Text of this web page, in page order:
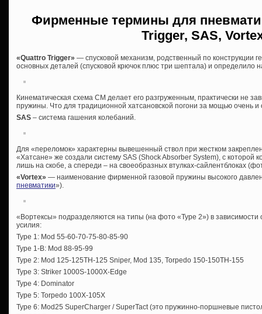
Фирменные термины для
Trigger, SAS,
«Quattro Trigger» — спусковой механизм, родственный по конструкции
основных деталей (спусковой крючок плюс три шептала) и определило
Кинематическая схема СМ делает его разгруженным, практически не
пружины. Что для традиционной хатсановской погони за мощью очень и
SAS – система гашения колебаний.
Для «переломок» характерны вывешенный ствол при жестком
«Хатсане» же создали систему SAS (Shock Absorber System), с которой
лишь на скобе, а спереди – на своеобразных втулках-сайлентблоках
«Vortex» — наименование фирменной газовой пружины высокого
пневматики»).
«Вортексы» подразделяются на типы (на фото «Type 2») в зависимости
усилия:
Type 1: Mod 55-60-70-75-80-85-90
Type 1-B: Mod 88-95-99
Type 2: Mod 125-125TH-125 Sniper, Mod 135, Torpedo 150-150TH-155
Type 3: Striker 1000S-1000X-Edge
Type 4: Dominator
Type 5: Torpedo 100X-105X
Type 6: Mod25 SuperCharger / SuperTact (это пружинно-поршневые